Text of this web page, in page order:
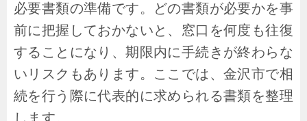
必要書類の準備です。どの書類が必要かを事
前に把握しておかないと、窓口を何度も往復
することになり、期限内に手続きが終わらな
いリスクもあります。ここでは、金沢市で相
続を行う際に代表的に求められる書類を整理
します。